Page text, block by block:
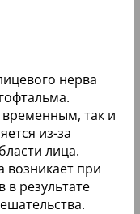
нерва
так и
из-за
лица.
возникает при
результате